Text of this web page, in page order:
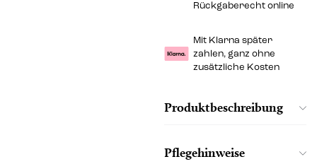
Rückgaberecht online
Mit Klarna später
zahlen, ganz ohne
zusätzliche Kosten
Produktbeschreibung
Pflegehinweise